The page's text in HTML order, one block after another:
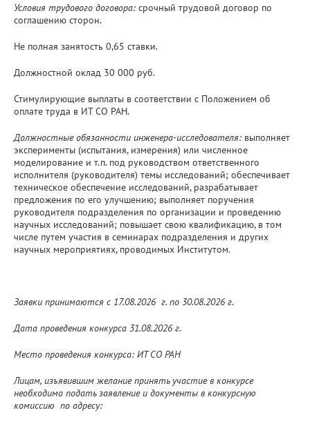
Условия трудового договора: срочный трудовой договор по
соглашению сторон.
Не полная занятость 0,65 ставки.
Должностной оклад 30 000 руб.
Стимулирующие выплаты в соответствии с Положением об
оплате труда в ИТ СО РАН.
Должностные обязанности инженера-исследователя: выполняет
эксперименты (испытания, измерения) или численное
моделирование и т.п. под руководством ответственного
исполнителя (руководителя) темы исследований; обеспечивает
техническое обеспечение исследований, разрабатывает
предложения по его улучшению; выполняет поручения
руководителя подразделения по организации и проведению
научных исследований; повышает свою квалификацию, в том
числе путем участия в семинарах подразделения и других
научных мероприятиях, проводимых Институтом.
Заявки принимаются с 17.08.2026 г. по 30.08.2026 г.
Дата проведения конкурса 31.08.2026 г.
Место проведения конкурса: ИТ СО РАН
Лицам, изъявившим желание принять участие в конкурсе
необходимо подать заявление и документы в конкурсную
комиссию по адресу: